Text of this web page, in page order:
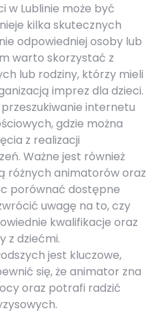
w Lublinie może być
kilka skutecznych
odpowiedniej osoby lub
warto skorzystać z
lub rodziny, którzy mieli
imprez dla dzieci.
internetu
gdzie można
z realizacji
Ważne jest również
różnych animatorów oraz
porównać dostępne
uwagę na to, czy
kwalifikacje oraz
z dziećmi.
jest kluczowe,
się, że animator zna
oraz potrafi radzić